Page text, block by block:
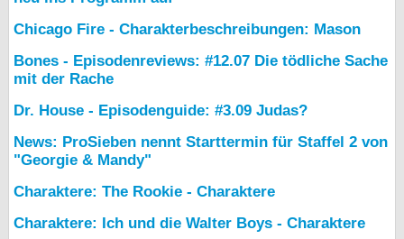
Chicago Fire - Charakterbeschreibungen: Mason
Bones - Episodenreviews: #12.07 Die tödliche Sache
mit der Rache
Dr. House - Episodenguide: #3.09 Judas?
News: ProSieben nennt Starttermin für Staffel 2 von
"Georgie & Mandy"
Charaktere: The Rookie - Charaktere
Charaktere: Ich und die Walter Boys - Charaktere